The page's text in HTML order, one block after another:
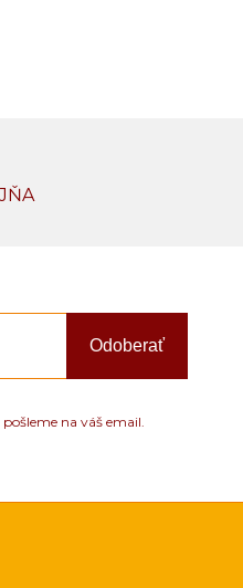
Odoberať
na váš email.